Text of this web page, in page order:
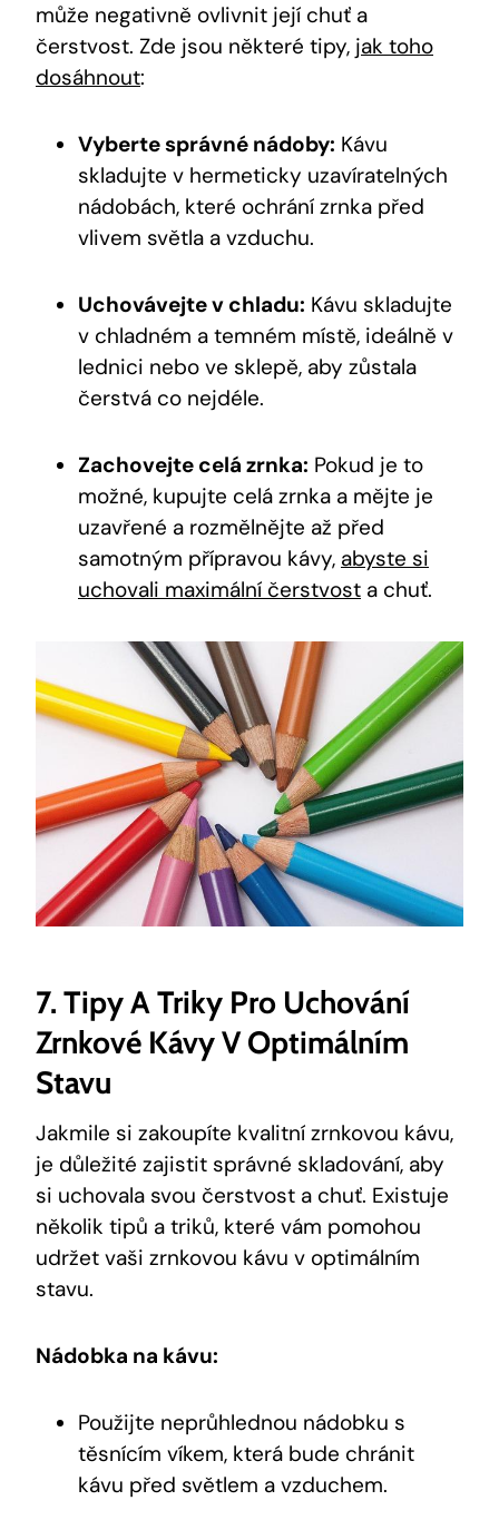
může negativně ovlivnit její chuť a
čerstvost. Zde jsou některé tipy, jak toho
dosáhnout:
Vyberte správné nádoby: Kávu
skladujte v hermeticky uzavíratelných
nádobách, které ochrání zrnka před
vlivem světla a vzduchu.
Uchovávejte v chladu: Kávu skladujte
v chladném a temném místě, ideálně v
lednici nebo ve sklepě, aby zůstala
čerstvá co nejdéle.
Zachovejte celá zrnka: Pokud je to
možné, kupujte celá zrnka a mějte je
uzavřené a rozmělnějte až před
samotným přípravou kávy, abyste si
uchovali maximální čerstvost a chuť.
7. Tipy A Triky Pro Uchování
Zrnkové Kávy V Optimálním
Stavu
Jakmile si zakoupíte kvalitní zrnkovou kávu,
je důležité zajistit správné skladování, aby
si uchovala svou čerstvost a chuť. Existuje
několik tipů a triků, které vám pomohou
udržet vaši zrnkovou kávu v optimálním
stavu.
Nádobka na kávu:
Použijte neprůhlednou nádobku s
těsnícím víkem, která bude chránit
kávu před světlem a vzduchem.